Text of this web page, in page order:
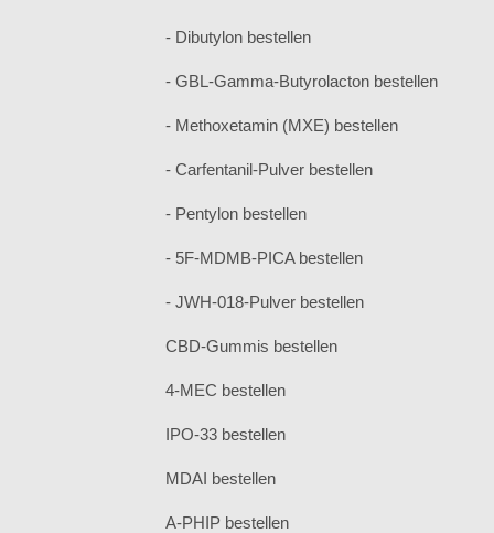
- Dibutylon bestellen
- GBL-Gamma-Butyrolacton bestellen
- Methoxetamin (MXE) bestellen
- Carfentanil-Pulver bestellen
- Pentylon bestellen
- 5F-MDMB-PICA bestellen
- JWH-018-Pulver bestellen
CBD-Gummis bestellen
4-MEC bestellen
IPO-33 bestellen
MDAI bestellen
A-PHIP bestellen